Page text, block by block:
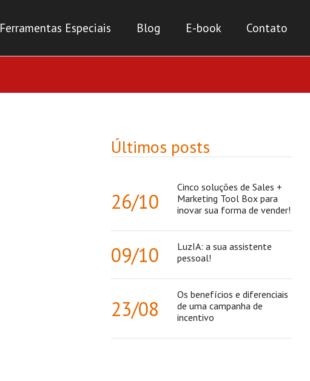
Ferramentas Especiais Blog E-book Contato
Últimos posts
26/10
Cinco soluções de Sales +
Marketing Tool Box para
inovar sua forma de vender!
09/10
LuzIA: a sua assistente
pessoal!
23/08
Os benefícios e diferenciais
de uma campanha de
incentivo